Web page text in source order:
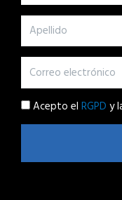
Acepto el RGPD y